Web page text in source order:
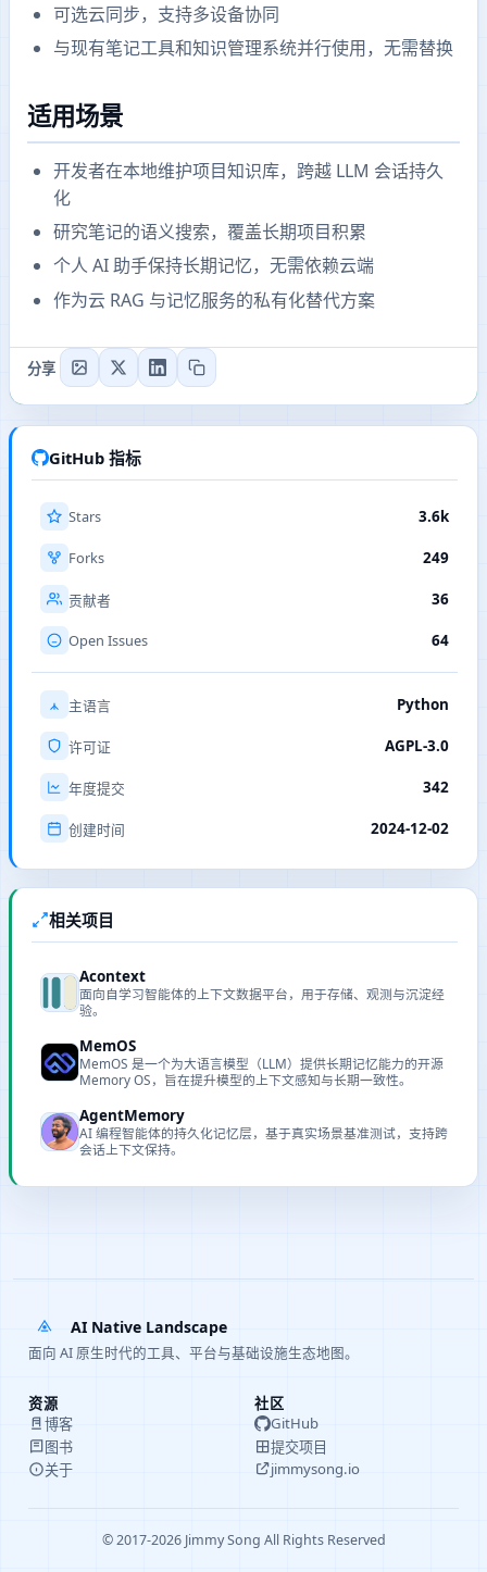
可选云同步，支持多设备协同
与现有笔记工具和知识管理系统并行使用，无需替换
适用场景
开发者在本地维护项目知识库，跨越 LLM 会话持久
化
研究笔记的语义搜索，覆盖长期项目积累
个人 AI 助手保持长期记忆，无需依赖云端
作为云 RAG 与记忆服务的私有化替代方案
分享
GitHub 指标
Stars 3.6k
Forks 249
贡献者 36
Open Issues 64
主语言 Python
许可证 AGPL-3.0
年度提交 342
创建时间 2024-12-02
相关项目
Acontext
面向自学习智能体的上下文数据平台，用于存储、观测与沉淀经
验。
MemOS
MemOS 是一个为大语言模型（LLM）提供长期记忆能力的开源
Memory OS，旨在提升模型的上下文感知与长期一致性。
AgentMemory
AI 编程智能体的持久化记忆层，基于真实场景基准测试，支持跨
会话上下文保持。
AI Native Landscape
面向 AI 原生时代的工具、平台与基础设施生态地图。
资源
博客
图书
关于
社区
GitHub
提交项目
jimmysong.io
© 2017-2026 Jimmy Song All Rights Reserved